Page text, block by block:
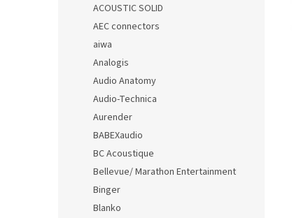
ACOUSTIC SOLID
AEC connectors
aiwa
Analogis
Audio Anatomy
Audio-Technica
Aurender
BABEXaudio
BC Acoustique
Bellevue/ Marathon Entertainment
Binger
Blanko